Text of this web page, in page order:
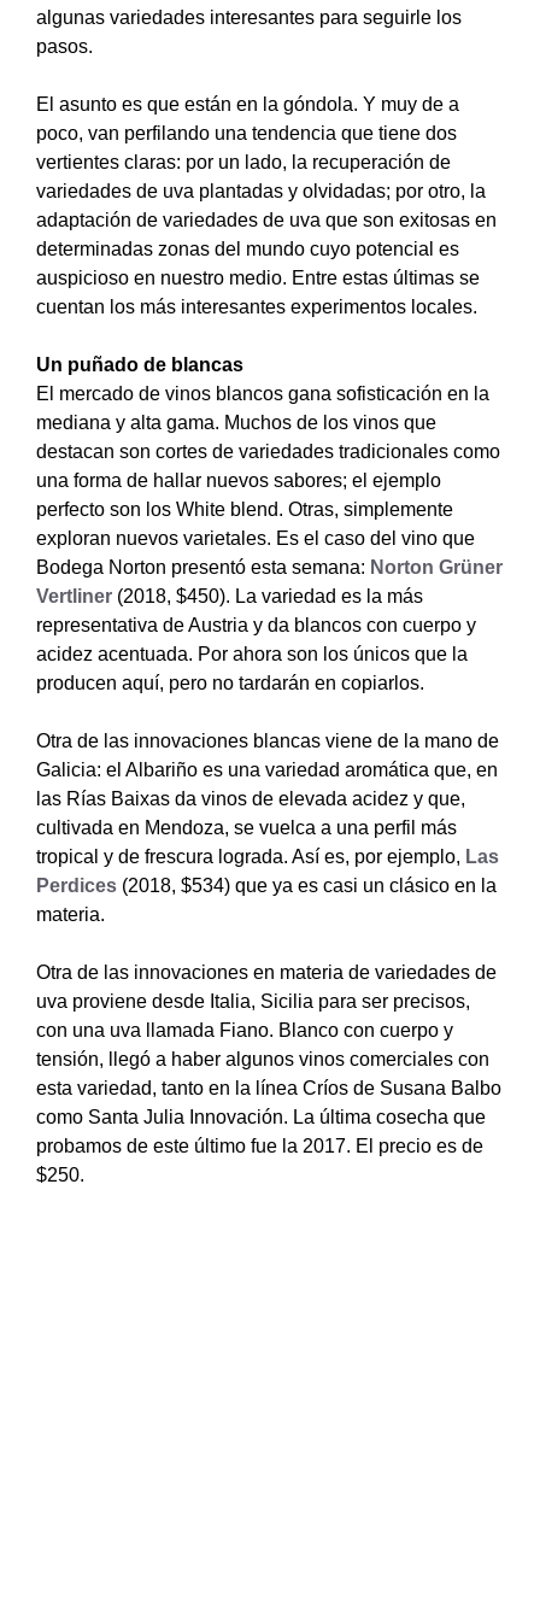
algunas variedades interesantes para seguirle los
pasos.
El asunto es que están en la góndola. Y muy de a
poco, van perfilando una tendencia que tiene dos
vertientes claras: por un lado, la recuperación de
variedades de uva plantadas y olvidadas; por otro, la
adaptación de variedades de uva que son exitosas en
determinadas zonas del mundo cuyo potencial es
auspicioso en nuestro medio. Entre estas últimas se
cuentan los más interesantes experimentos locales.
Un puñado de blancas
El mercado de vinos blancos gana sofisticación en la
mediana y alta gama. Muchos de los vinos que
destacan son cortes de variedades tradicionales como
una forma de hallar nuevos sabores; el ejemplo
perfecto son los White blend. Otras, simplemente
exploran nuevos varietales. Es el caso del vino que
Bodega Norton presentó esta semana: Norton Grüner
Vertliner (2018, $450). La variedad es la más
representativa de Austria y da blancos con cuerpo y
acidez acentuada. Por ahora son los únicos que la
producen aquí, pero no tardarán en copiarlos.
Otra de las innovaciones blancas viene de la mano de
Galicia: el Albariño es una variedad aromática que, en
las Rías Baixas da vinos de elevada acidez y que,
cultivada en Mendoza, se vuelca a una perfil más
tropical y de frescura lograda. Así es, por ejemplo, Las
Perdices (2018, $534) que ya es casi un clásico en la
materia.
Otra de las innovaciones en materia de variedades de
uva proviene desde Italia, Sicilia para ser precisos,
con una uva llamada Fiano. Blanco con cuerpo y
tensión, llegó a haber algunos vinos comerciales con
esta variedad, tanto en la línea Críos de Susana Balbo
como Santa Julia Innovación. La última cosecha que
probamos de este último fue la 2017. El precio es de
$250.